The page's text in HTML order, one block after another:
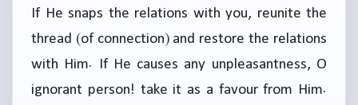
If He snaps the relations with you, reunite the
thread (of connection) and restore the relations
with Him. If He causes any unpleasantness, O
ignorant person! take it as a favour from Him.